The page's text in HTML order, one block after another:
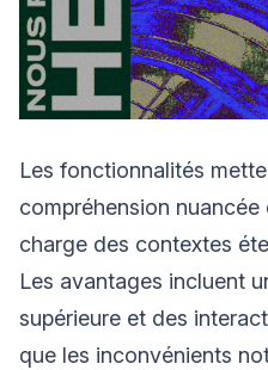
Les fonctionnalités
compréhension
charge des contextes
Les avantages incluent
supérieure et des
que les inconvénients